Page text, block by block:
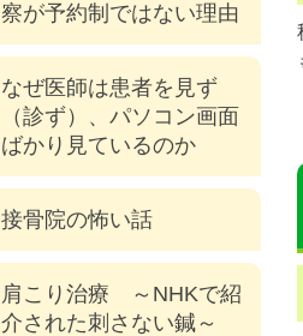
察が予約制ではない理由
なぜ医師は患者を見ず
（診ず）、パソコン画面
ばかり見ているのか
接骨院の怖い話
肩こり治療 ～NHKで紹
介された刺さない鍼～